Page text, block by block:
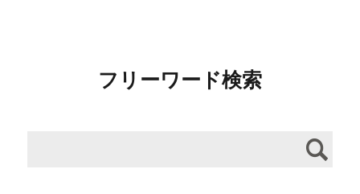
フリーワード検索